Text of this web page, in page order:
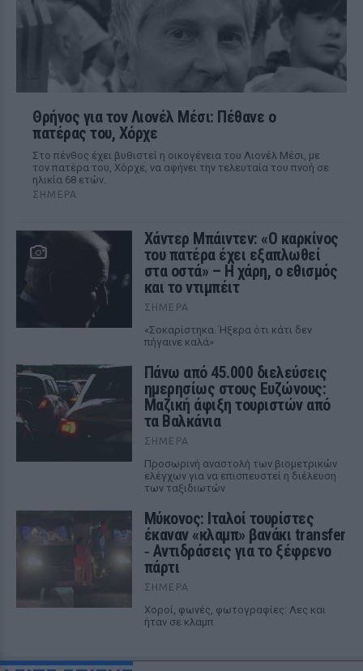
Θρήνος για τον Λιονέλ Μέσι: Πέθανε ο
πατέρας του, Χόρχε
Στο πένθος έχει βυθιστεί η οικογένεια του Λιονέλ Μέσι, με
τον πατέρα του, Χόρχε, να αφήνει την τελευταία του πνοή σε
ηλικία 68 ετών.
ΣΉΜΕΡΑ
Χάντερ Μπάιντεν: «Ο καρκίνος
του πατέρα έχει εξαπλωθεί
στα οστά» – Η χάρη, ο εθισμός
και το ντιμπέιτ
ΣΉΜΕΡΑ
«Σοκαρίστηκα. Ήξερα ότι κάτι δεν
πήγαινε καλά»
Πάνω από 45.000 διελεύσεις
ημερησίως στους Ευζώνους:
Μαζική άφιξη τουριστών από
τα Βαλκάνια
ΣΉΜΕΡΑ
Προσωρινή αναστολή των βιομετρικών
ελέγχων για να επισπευστεί η διέλευση
των ταξιδιωτών
Μύκονος: Ιταλοί τουρίστες
έκαναν «κλαμπ» βανάκι transfer
‑ Αντιδράσεις για το ξέφρενο
πάρτι
ΣΉΜΕΡΑ
Χοροί, φωνές, φωτογραφίες: Λες και
ήταν σε κλαμπ